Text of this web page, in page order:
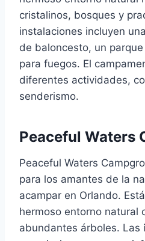
cristalinos, bosques y
instalaciones incluyen
de baloncesto, un
para fuegos. El
diferentes actividades,
senderismo.
Peaceful Waters
Peaceful Waters
para los amantes de la
acampar en Orlando.
hermoso entorno natural
abundantes árboles. Las